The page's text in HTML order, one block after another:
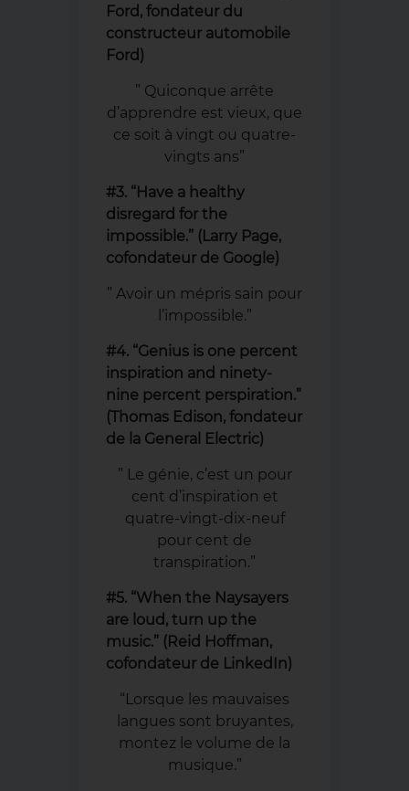
Ford, fondateur du
constructeur automobile
Ford)
” Quiconque arrête
d’apprendre est vieux, que
ce soit à vingt ou quatre-
vingts ans”
#3. “Have a healthy
disregard for the
impossible.” (Larry Page,
cofondateur de Google)
” Avoir un mépris sain pour
l’impossible.”
#4. “Genius is one percent
inspiration and ninety-
nine percent perspiration.”
(Thomas Edison, fondateur
de la General Electric)
” Le génie, c’est un pour
cent d’inspiration et
quatre-vingt-dix-neuf
pour cent de
transpiration.”
#5. “When the Naysayers
are loud, turn up the
music.” (Reid Hoffman,
cofondateur de LinkedIn)
“Lorsque les mauvaises
langues sont bruyantes,
montez le volume de la
musique.”